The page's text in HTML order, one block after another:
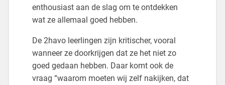
enthousiast aan de slag om te ontdekken
wat ze allemaal goed hebben.
De 2havo leerlingen zijn kritischer, vooral
wanneer ze doorkrijgen dat ze het niet zo
goed gedaan hebben. Daar komt ook de
vraag “waarom moeten wij zelf nakijken, dat